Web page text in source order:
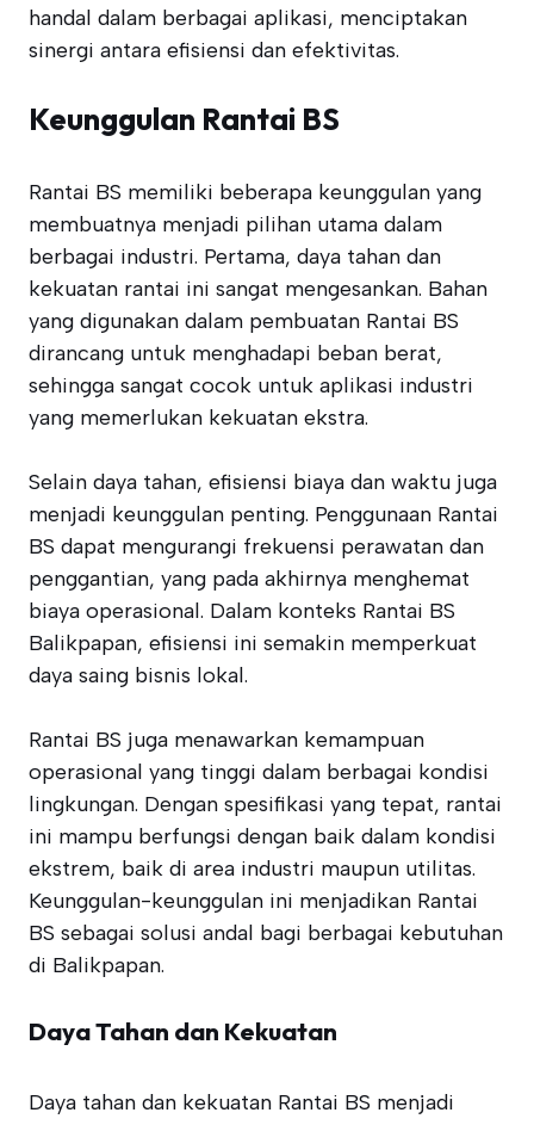
handal dalam berbagai aplikasi, menciptakan
sinergi antara efisiensi dan efektivitas.
Keunggulan Rantai BS
Rantai BS memiliki beberapa keunggulan yang
membuatnya menjadi pilihan utama dalam
berbagai industri. Pertama, daya tahan dan
kekuatan rantai ini sangat mengesankan. Bahan
yang digunakan dalam pembuatan Rantai BS
dirancang untuk menghadapi beban berat,
sehingga sangat cocok untuk aplikasi industri
yang memerlukan kekuatan ekstra.
Selain daya tahan, efisiensi biaya dan waktu juga
menjadi keunggulan penting. Penggunaan Rantai
BS dapat mengurangi frekuensi perawatan dan
penggantian, yang pada akhirnya menghemat
biaya operasional. Dalam konteks Rantai BS
Balikpapan, efisiensi ini semakin memperkuat
daya saing bisnis lokal.
Rantai BS juga menawarkan kemampuan
operasional yang tinggi dalam berbagai kondisi
lingkungan. Dengan spesifikasi yang tepat, rantai
ini mampu berfungsi dengan baik dalam kondisi
ekstrem, baik di area industri maupun utilitas.
Keunggulan-keunggulan ini menjadikan Rantai
BS sebagai solusi andal bagi berbagai kebutuhan
di Balikpapan.
Daya Tahan dan Kekuatan
Daya tahan dan kekuatan Rantai BS menjadi